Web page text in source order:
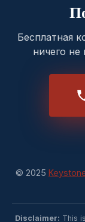
Бесплатная
ничего
© 2025
Disclaimer: This